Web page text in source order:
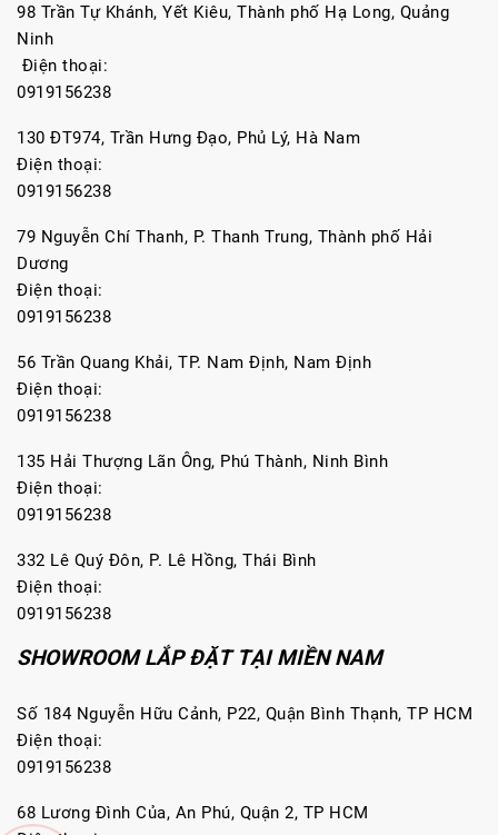
98 Trần Tự Khánh, Yết Kiêu, Thành phố Hạ Long, Quảng
Ninh
Điện thoại:
0919156238
130 ĐT974, Trần Hưng Đạo, Phủ Lý, Hà Nam
Điện thoại:
0919156238
79 Nguyễn Chí Thanh, P. Thanh Trung, Thành phố Hải
Dương
Điện thoại:
0919156238
56 Trần Quang Khải, TP. Nam Định, Nam Định
Điện thoại:
0919156238
135 Hải Thượng Lãn Ông, Phú Thành, Ninh Bình
Điện thoại:
0919156238
332 Lê Quý Đôn, P. Lê Hồng, Thái Bình
Điện thoại:
0919156238
SHOWROOM LẮP ĐẶT TẠI MIỀN NAM
Số 184 Nguyễn Hữu Cảnh, P22, Quận Bình Thạnh, TP HCM
Điện thoại:
0919156238
68 Lương Đình Của, An Phú, Quận 2, TP HCM